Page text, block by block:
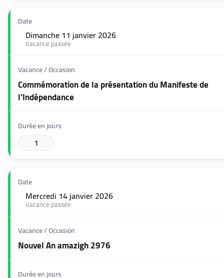
Dimanche 11 janvier 2026
Vacance passée
Commémoration de la présentation du Manifeste de
l’Indépendance
1
Mercredi 14 janvier 2026
Vacance passée
Nouvel An amazigh 2976